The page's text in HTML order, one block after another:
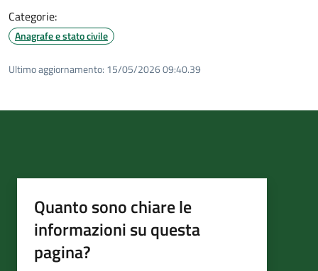
Categorie:
Anagrafe e stato civile
Ultimo aggiornamento: 15/05/2026 09:40.39
Quanto sono chiare le
informazioni su questa
pagina?